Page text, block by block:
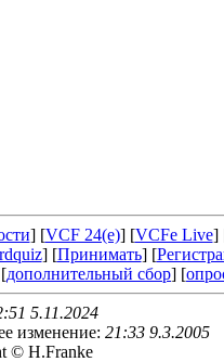
] [VCF 24(e)] [VCFe Live]
] [Принимать] [
[дополнительный сбор] [
5.11.2024
изменение: 21:33 9.3.2005
© H.Franke